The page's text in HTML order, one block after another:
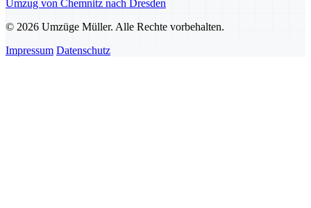
Umzug von Chemnitz nach Dresden
© 2026 Umzüge Müller. Alle Rechte vorbehalten.
Impressum Datenschutz